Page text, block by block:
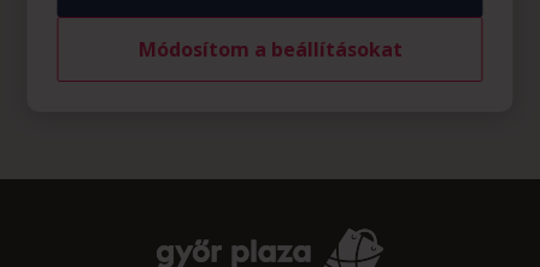
Módosítom a beállításokat